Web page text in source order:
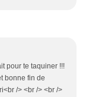
pour te taquiner !!!
bonne fin de
/> <br /> <br />